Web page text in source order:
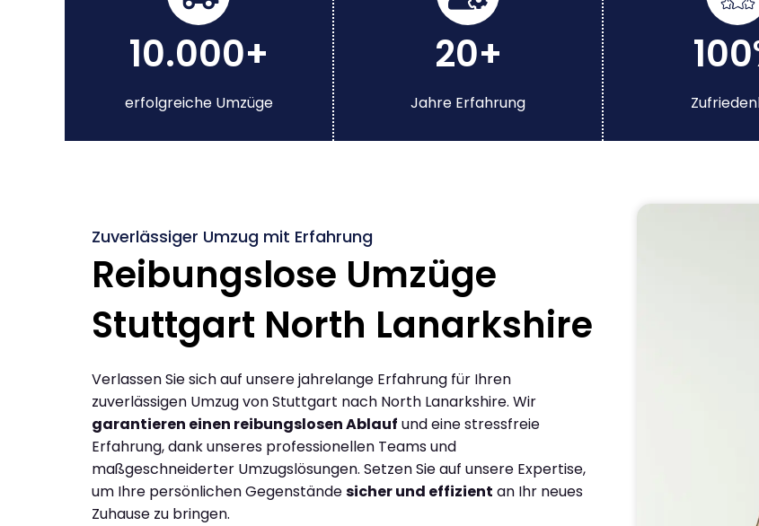
10.000+
erfolgreiche Umzüge
20+
Jahre Erfahrung
Zuverlässiger Umzug mit Erfahrung
Reibungslose Umzüge
Stuttgart North Lanarkshire
Verlassen Sie sich auf unsere jahrelange Erfahrung für Ihren
zuverlässigen Umzug von Stuttgart nach North Lanarkshire. Wir
garantieren einen reibungslosen Ablauf und eine stressfreie
Erfahrung, dank unseres professionellen Teams und
maßgeschneiderter Umzugslösungen. Setzen Sie auf unsere Expertise,
um Ihre persönlichen Gegenständesicher und effizient an Ihr neues
Zuhause zu bringen.